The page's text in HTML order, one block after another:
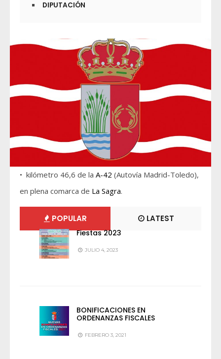
DIPUTACIÓN
• kilómetro 46,6 de la A-42 (Autovía Madrid-Toledo),
en plena comarca de La Sagra.
POPULAR LATEST
Fiestas 2023
JULIO 4, 2023
BONIFICACIONES EN
ORDENANZAS FISCALES
FEBRERO 3, 2021